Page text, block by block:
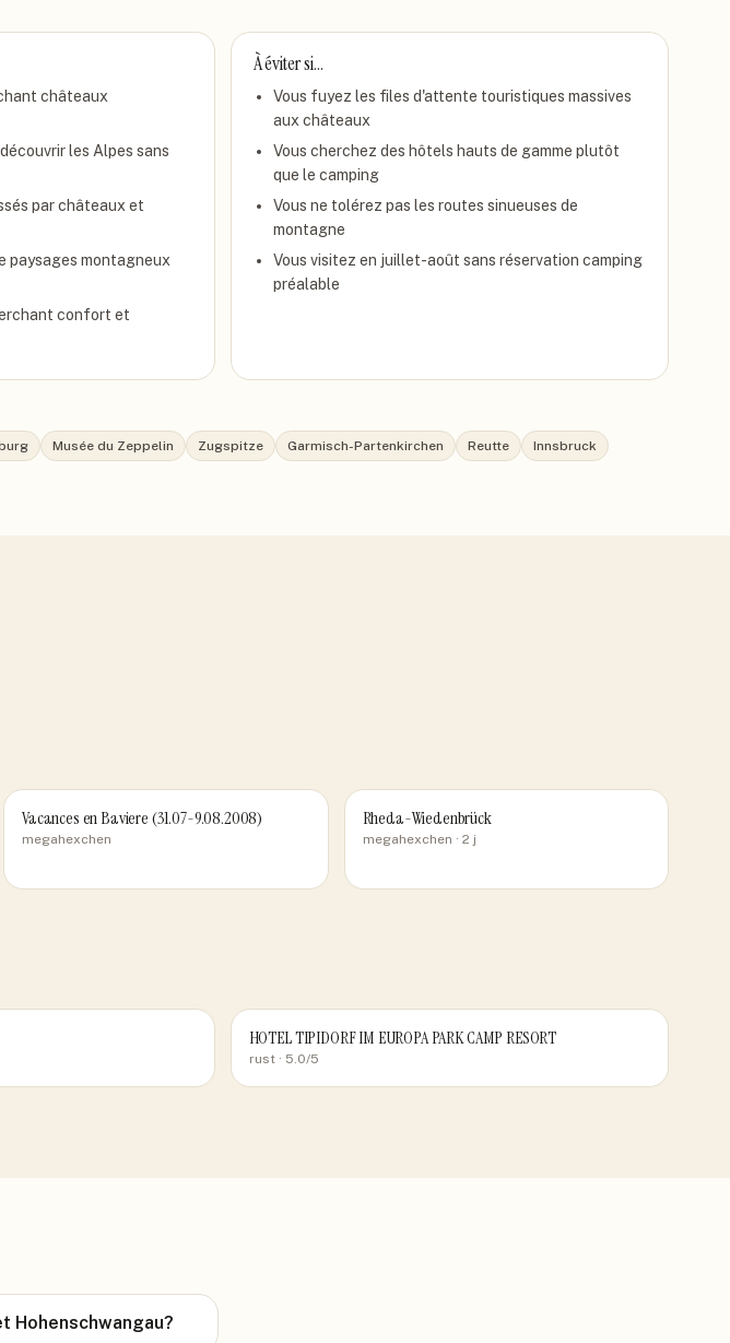
châteaux
les Alpes sans
par châteaux et
paysages montagneux
confort et
À éviter si…
Vous fuyez les files d'attente touristiques massives
aux châteaux
Vous cherchez des hôtels hauts de gamme plutôt
que le camping
Vous ne tolérez pas les routes sinueuses de
montagne
Vous visitez en juillet-août sans réservation camping
préalable
Musée du Zeppelin Zugspitze Garmisch-Partenkirchen Reutte
Innsbruck
Vacances en Baviere (31.07-9.08.2008)
megahexchen
Rheda-Wiedenbrück
megahexchen · 2 j
HOTEL TIPIDORF IM EUROPA PARK CAMP RESORT
rust· 5.0/5
Hohenschwangau?